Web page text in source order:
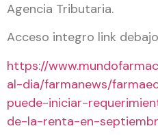
Agencia Tributaria.
Acceso integro link debajo
https://
al-dia/farmanews/
puede-iniciar-
de-la-renta-en-